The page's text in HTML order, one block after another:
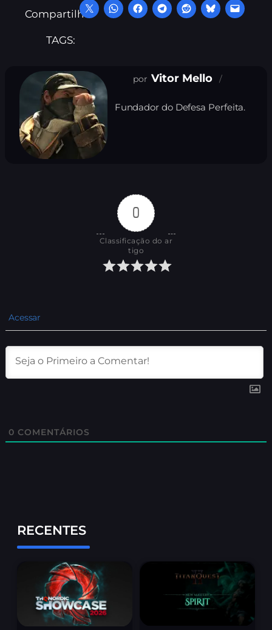
Compartilhe:
TAGS:
Vitor Mello
Fundador do Defesa Perfeita.
0
Classificação do ar
tigo
Acessar
0 COMENTÁRIOS
RECENTES